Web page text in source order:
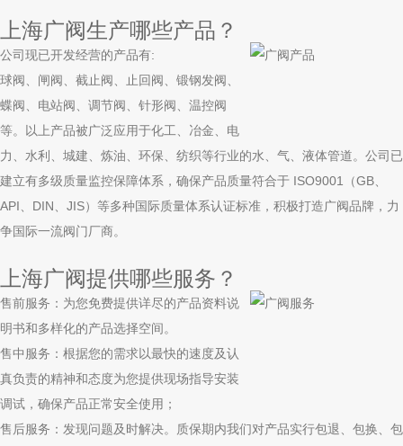
上海广阀生产哪些产品？
公司现已开发经营的产品有:
球阀、闸阀、截止阀、止回阀、锻钢发阀、
蝶阀、电站阀、调节阀、针形阀、温控阀
等。以上产品被广泛应用于化工、冶金、电
力、水利、城建、炼油、环保、纺织等行业的水、气、液体管道。公司已
建立有多级质量监控保障体系，确保产品质量符合于 ISO9001（GB、
API、DIN、JIS）等多种国际质量体系认证标准，积极打造广阀品牌，力
争国际一流阀门厂商。
上海广阀提供哪些服务？
售前服务：为您免费提供详尽的产品资料说
明书和多样化的产品选择空间。
售中服务：根据您的需求以最快的速度及认
真负责的精神和态度为您提供现场指导安装
调试，确保产品正常安全使用；
售后服务：发现问题及时解决。质保期内我们对产品实行包退、包换、包